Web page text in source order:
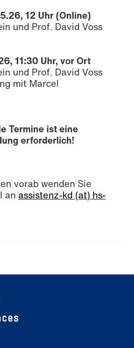
12 Uhr (Online)
und Prof. David Voss
11:30 Uhr,vor Ort
und Prof. David Voss
mit Marcel
Termine ist eine
erforderlich!
vorab wenden Sie
an assistenz-kd (at) hs-